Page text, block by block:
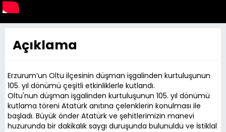
Açıklama
Erzurum’un Oltu ilçesinin düşman işgalinden kurtuluşunun
105. yıl dönümü çeşitli etkinliklerle kutlandı.
Oltu'nun düşman işgalinden kurtuluşunun 105. yıl dönümü
kutlama töreni Atatürk anıtına çelenklerin konulması ile
başladı. Büyük önder Atatürk ve şehitlerimizin manevi
huzurunda bir dakikalık saygı duruşunda bulunuldu ve İstiklal